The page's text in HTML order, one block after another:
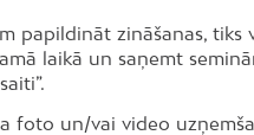
papildināt zināšanas, tiks
laikā un saņemt
foto un/vai video